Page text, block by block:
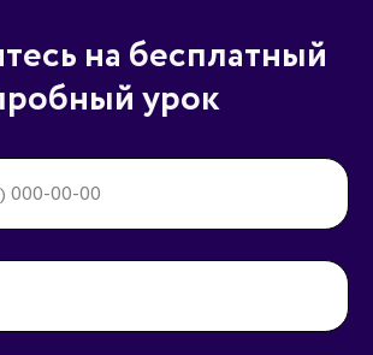
на бесплатный
урок